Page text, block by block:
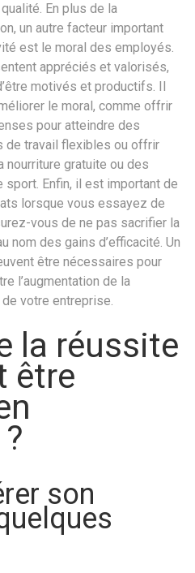
En plus de la
un autre facteur important
est le moral des employés.
appréciés et valorisés,
motivés et productifs. Il
le moral, comme offrir
pour atteindre des
de travail flexibles ou offrir
nourriture gratuite ou des
sport. Enfin, il est important de
lorsque vous essayez de
vous de ne pas sacrifier la
nom des gains d’efficacité. Un
être nécessaires pour
l’augmentation de la
votre entreprise.
la réussite
être
son